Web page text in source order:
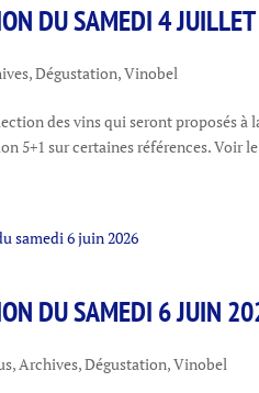
DU SAMEDI 4
,Dégustation,Vinobel
des vins qui seront proposés à
5+1 sur certaines références. Voir
DU SAMEDI 6 JUIN
, Archives,Dégustation,Vinobel